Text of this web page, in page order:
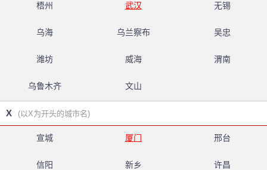
梧州 武汉 无锡
乌海 乌兰察布 吴忠
潍坊 威海 渭南
乌鲁木齐 文山
X (以X为开头的城市名)
宣城 厦门 邢台
信阳 新乡 许昌